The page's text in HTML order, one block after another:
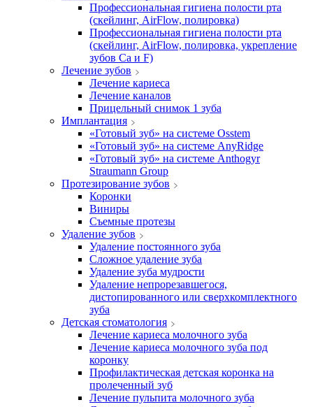
Профессиональная гигиена полости рта
(скейлинг, AirFlow, полировка)
Профессиональная гигиена полости рта
(скейлинг, AirFlow, полировка, укрепление
зубов Ca и F)
Лечение зубов
Лечение кариеса
Лечение каналов
Прицельный снимок 1 зуба
Имплантация
«Готовый зуб» на системе Osstem
«Готовый зуб» на системе AnyRidge
«Готовый зуб» на системе Anthogyr
Straumann Group
Протезирование зубов
Коронки
Виниры
Съемные протезы
Удаление зубов
Удаление постоянного зуба
Сложное удаление зуба
Удаление зуба мудрости
Удаление непрорезавшегося,
дистопированного или сверхкомплектного
зуба
Детская стоматология
Лечение кариеса молочного зуба
Лечение кариеса молочного зуба под
коронку
Профилактическая детская коронка на
пролеченный зуб
Лечение пульпита молочного зуба